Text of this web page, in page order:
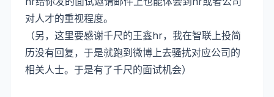
对人才的重视程度。
（另，这里要感谢千尺的王鑫hr，我在智联上投简
历没有回复，于是就跑到微博上去骚扰对应公司的
相关人士。于是有了千尺的面试机会）